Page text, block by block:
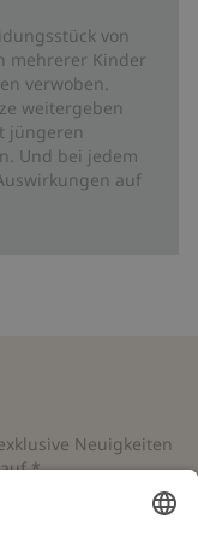
von
mehrerer Kinder
verwoben.
weitergeben
jüngeren
Und bei jedem
auf
Neuigkeiten
anderen Rabatten
Artikel. Bitte